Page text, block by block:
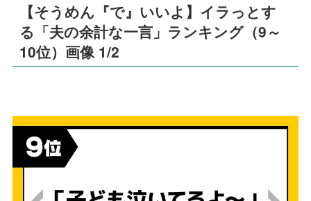
【そうめん『で』いいよ】イラっとす
る「夫の余計な一言」ランキング（9～
10位）画像 1/2